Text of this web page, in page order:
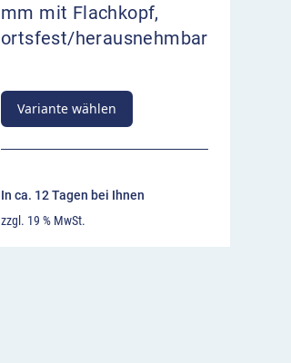
mm mit Flachkopf,
ortsfest/herausnehmbar
Variante wählen
In ca. 12 Tagen bei Ihnen
zzgl. 19 % MwSt.